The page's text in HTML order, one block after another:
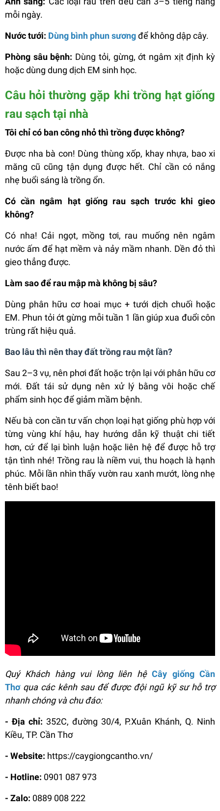
mỗi ngày.
Nước tưới: Dùng bình phun sươngđể không dập cây.
Phòng sâu bệnh: Dùng tỏi, gừng, ớt ngâm xịt định kỳ
hoặc dùng dung dịch EM sinh học.
Câu hỏi thường gặp khi trồng hạt giống
rau sạch tại nhà
Tôi chỉ có ban công nhỏ thì trồng được không?
Được nha bà con! Dùng thùng xốp, khay nhựa, bao xi
măng cũ cũng tận dụng được hết. Chỉ cần có nắng
nhẹ buổi sáng là trồng ổn.
Có cần ngâm hạt giống rau sạch trước khi gieo
không?
Có nha! Cải ngọt, mồng tơi, rau muống nên ngâm
nước ấm để hạt mềm và nảy mầm nhanh. Dền đỏ thì
gieo thẳng được.
Làm sao để rau mập mà không bị sâu?
Dùng phân hữu cơ hoai mục + tưới dịch chuối hoặc
EM. Phun tỏi ớt gừng mỗi tuần 1 lần giúp xua đuổi côn
trùng rất hiệu quả.
Bao lâu thì nên thay đất trồng rau một lần?
Sau 2–3 vụ, nên phơi đất hoặc trộn lại với phân hữu cơ
mới. Đất tái sử dụng nên xử lý bằng vôi hoặc chế
phẩm sinh học để giảm mầm bệnh.
Nếu bà con cần tư vấn chọn loại hạt giống phù hợp với
từng vùng khí hậu, hay hướng dẫn kỹ thuật chi tiết
hơn, cứ để lại bình luận hoặc liên hệ để được hỗ trợ
tận tình nhé! Trồng rau là niềm vui, thu hoạch là hạnh
phúc. Mỗi lần nhìn thấy vườn rau xanh mướt, lòng nhẹ
tênh biết bao!
Quý Khách hàng vui lòng liên hệ Cây giống Cần
Thơ qua các kênh sau để được đội ngũ kỹ sư hỗ trợ
nhanh chóng và chu đáo:
- Địa chỉ: 352C, đường 30/4, P.Xuân Khánh, Q. Ninh
Kiều, TP. Cần Thơ
- Website: https://caygiongcantho.vn/
- Hotline: 0901 087 973
- Zalo: 0889 008 222